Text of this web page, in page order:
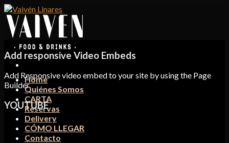
Skip
to
content
Home
Quiénes Somos
CARTA
Reservas
Delivery
CÓMO LLEGAR
Contacto
Add responsive Video Embeds
Add Responsive video embed to your site by using the Page
Builder.
YOUTUBE